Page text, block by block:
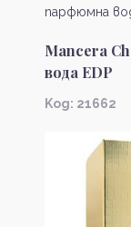
парфюмна
Mancera
вода EDP
Kод: 21662